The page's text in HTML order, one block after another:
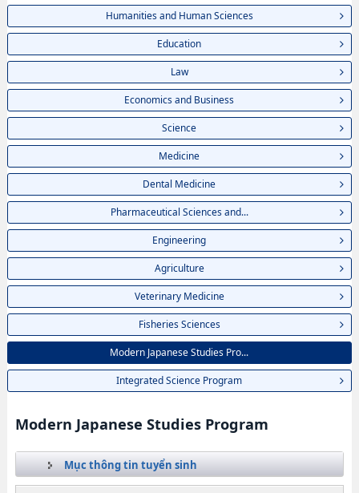
Humanities and Human Sciences
Education
Law
Economics and Business
Science
Medicine
Dental Medicine
Pharmaceutical Sciences and...
Engineering
Agriculture
Veterinary Medicine
Fisheries Sciences
Modern Japanese Studies Pro...
Integrated Science Program
Modern Japanese Studies Program
Mục thông tin tuyển sinh